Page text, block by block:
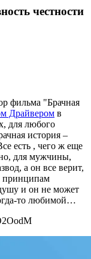
честности
фильма "Брачная
Драйвером в
для любого
история –
есть , чего ж еще
для мужчины,
а он все верит,
принципам
и он не может
то любимой…